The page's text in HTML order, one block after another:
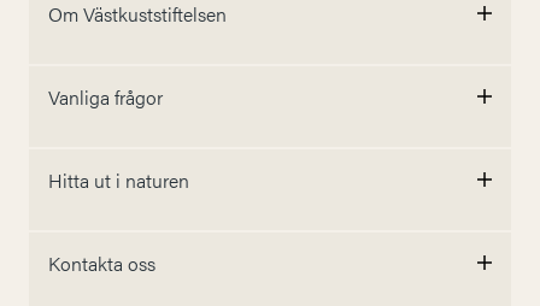
Om Västkuststiftelsen
Vanliga frågor
Hitta ut i naturen
Kontakta oss